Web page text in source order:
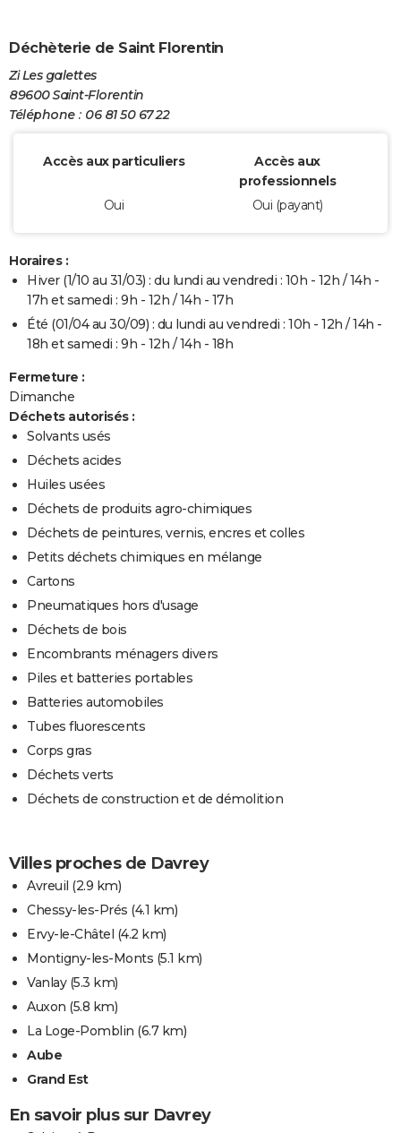
Déchèterie de Saint Florentin
Zi Les galettes
89600 Saint-Florentin
Téléphone : 06 81 50 67 22
Accès aux particuliers
Accès aux
professionnels
Oui
Oui (payant)
Horaires :
Hiver (1/10 au 31/03) : du lundi au vendredi : 10h - 12h / 14h -
17h et samedi : 9h - 12h / 14h - 17h
Été (01/04 au 30/09) : du lundi au vendredi : 10h - 12h / 14h -
18h et samedi : 9h - 12h / 14h - 18h
Fermeture :
Dimanche
Déchets autorisés :
Solvants usés
Déchets acides
Huiles usées
Déchets de produits agro-chimiques
Déchets de peintures, vernis, encres et colles
Petits déchets chimiques en mélange
Cartons
Pneumatiques hors d'usage
Déchets de bois
Encombrants ménagers divers
Piles et batteries portables
Batteries automobiles
Tubes fluorescents
Corps gras
Déchets verts
Déchets de construction et de démolition
Villes proches de Davrey
Avreuil (2.9 km)
Chessy-les-Prés (4.1 km)
Ervy-le-Châtel (4.2 km)
Montigny-les-Monts (5.1 km)
Vanlay(5.3 km)
Auxon (5.8 km)
La Loge-Pomblin (6.7 km)
Aube
Grand Est
En savoir plus sur Davrey